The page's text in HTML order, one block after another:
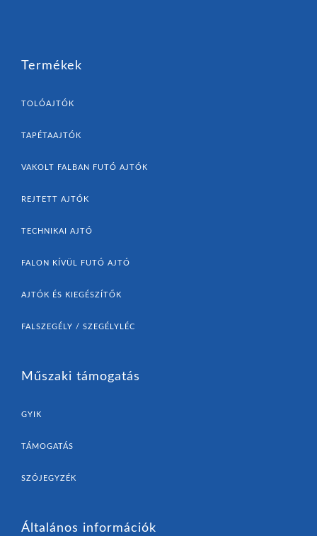
Termékek
TOLÓAJTÓK
TAPÉTAAJTÓK
VAKOLT FALBAN FUTÓ AJTÓK
REJTETT AJTÓK
TECHNIKAI AJTÓ
FALON KÍVÜL FUTÓ AJTÓ
AJTÓK ÉS KIEGÉSZÍTŐK
FALSZEGÉLY / SZEGÉLYLÉC
Műszaki támogatás
GYIK
TÁMOGATÁS
SZÓJEGYZÉK
Általános információk